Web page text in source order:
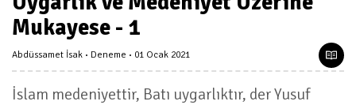
Mukayese - 1
Abdüssamet İsak Deneme 01 Ocak 2021
İslam medeniyettir, Batı uygarlıktır, der Yusuf